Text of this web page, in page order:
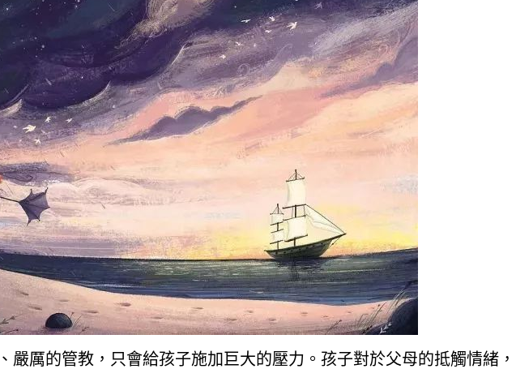
嚴厲的管教，只會給孩子施加巨大的壓力。孩子對於父母的抵觸情緒，